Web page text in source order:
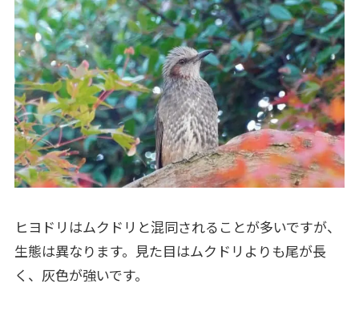
ヒヨドリはムクドリと混同されることが多いですが、
生態は異なります。見た目はムクドリよりも尾が長
く、灰色が強いです。